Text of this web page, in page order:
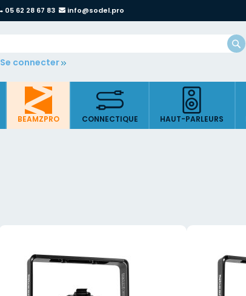
05 62 28 67 83 info@sodel.pro
Se connecter
BEAMZPRO CONNECTIQUE HAUT-PARLEURS